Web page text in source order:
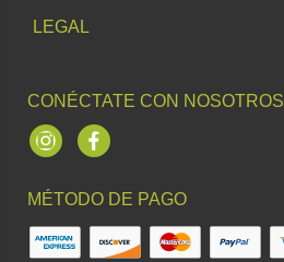
LEGAL
CONÉCTATE CON NOSOTROS
InstagramFacebook
MÉTODO DE PAGO